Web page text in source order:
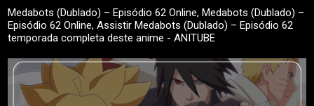
Medabots (Dublado) – Episódio 62 Online, Medabots (Dublado) –
Episódio 62 Online, Assistir Medabots (Dublado) – Episódio 62
temporada completa deste anime - ANITUBE